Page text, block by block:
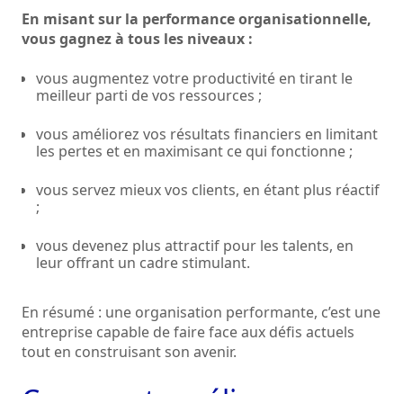
En misant sur la performance organisationnelle,
vous gagnez à tous les niveaux :
vous augmentez votre productivité en tirant le
meilleur parti de vos ressources ;
vous améliorez vos résultats financiers en limitant
les pertes et en maximisant ce qui fonctionne ;
vous servez mieux vos clients, en étant plus réactif
;
vous devenez plus attractif pour les talents, en
leur offrant un cadre stimulant.
En résumé : une organisation performante, c’est une
entreprise capable de faire face aux défis actuels
tout en construisant son avenir.